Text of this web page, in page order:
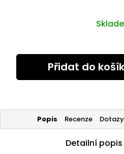
Přidat do
Popis Recenze Dotazy
Detailní